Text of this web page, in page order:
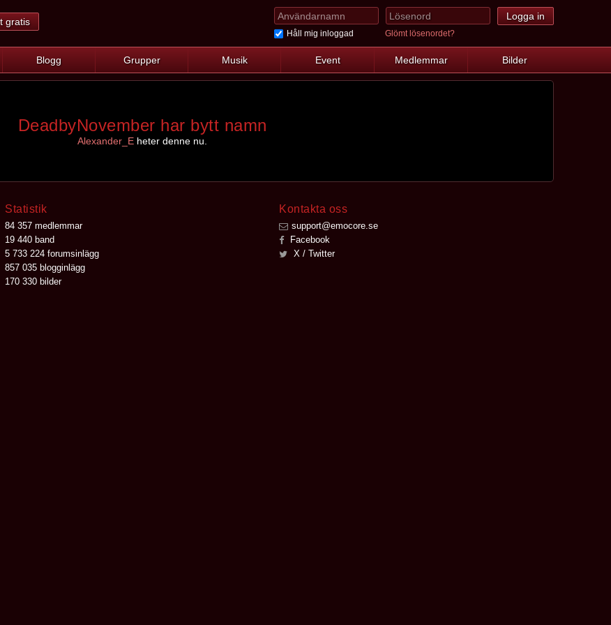
gratis
Håll mig inloggad Glömt lösenordet?
Blogg Grupper Musik Event Medlemmar Bilder
DeadbyNovember har bytt namn
Alexander_E heter denne nu.
Statistik
84 357 medlemmar
19 440 band
5 733 224 forumsinlägg
857 035 blogginlägg
170 330 bilder
Kontakta oss
support@emocore.se
Facebook
X / Twitter